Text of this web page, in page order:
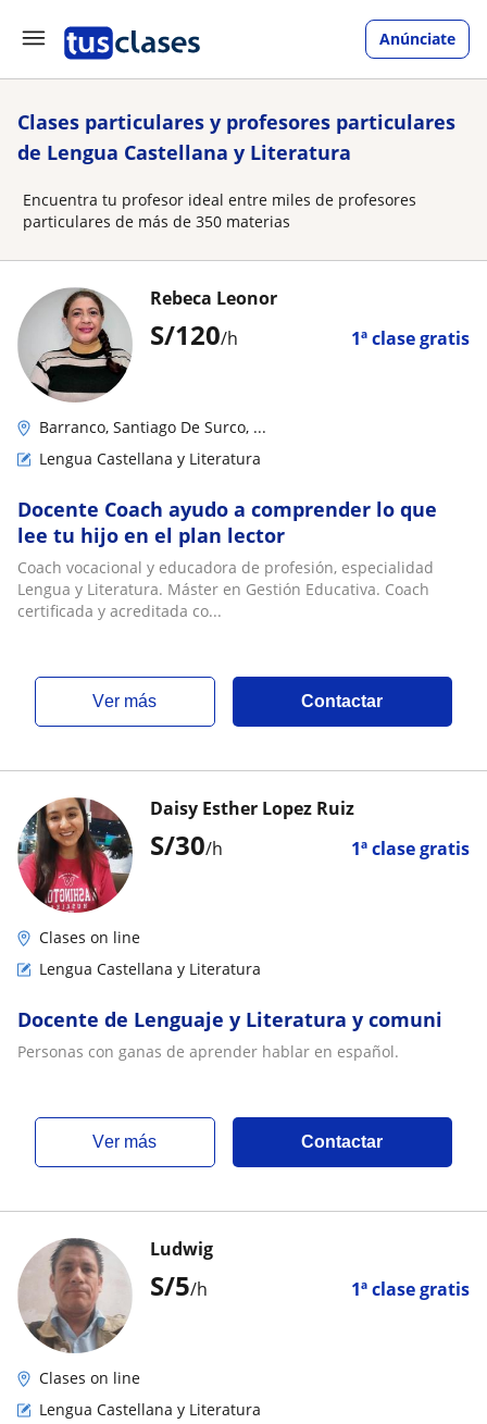
Anúnciate
Clases particulares y profesores particulares
de Lengua Castellana y Literatura
Encuentra tu profesor ideal entre miles de profesores
particulares de más de 350 materias
S/120/h 1ª clase gratis
Rebeca Leonor
Barranco, Santiago De Surco, ...
Lengua Castellana y Literatura
Docente Coach ayudo a comprender lo que
lee tu hijo en el plan lector
Coach vocacional y educadora de profesión, especialidad
Lengua y Literatura. Máster en Gestión Educativa. Coach
certificada y acreditada co...
ver más Contactar
S/30/h 1ª clase gratis
Daisy Esther Lopez Ruiz
Clases on line
Lengua Castellana y Literatura
Docente de Lenguaje y Literatura y comuni
Personas con ganas de aprender hablar en español.
ver más Contactar
S/5/h 1ª clase gratis
Ludwig
Clases on line
Lengua Castellana y Literatura